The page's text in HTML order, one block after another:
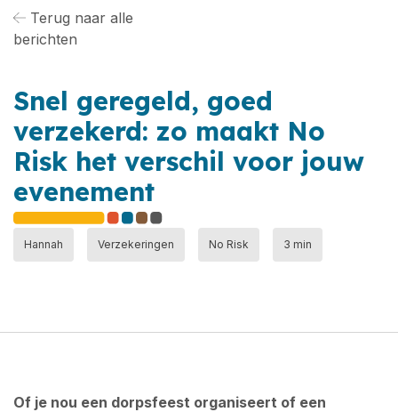
Terug naar alle
berichten
Snel geregeld, goed
verzekerd: zo maakt No
Risk het verschil voor jouw
evenement
Hannah Verzekeringen No Risk 3 min
Of je nou een dorpsfeest organiseert of een